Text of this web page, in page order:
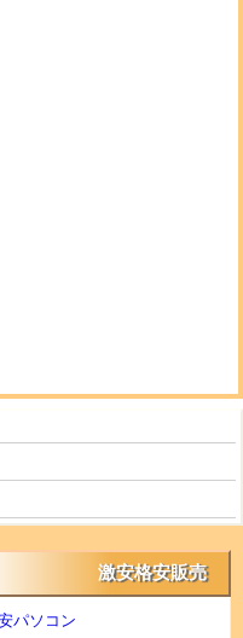
激安格安販売
パソコン